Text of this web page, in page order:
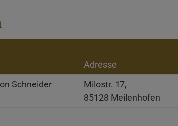
Adresse
Schneider
Milostr. 17,
85128 Meilenhofen